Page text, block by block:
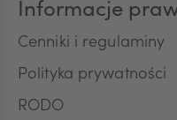
Informacje
Cenniki i regulaminy
Polityka prywatności
RODO